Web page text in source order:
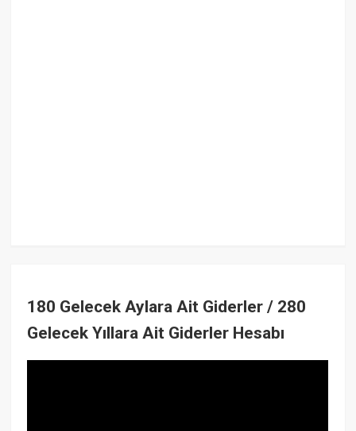
180 Gelecek Aylara Ait Giderler / 280
Gelecek Yıllara Ait Giderler Hesabı